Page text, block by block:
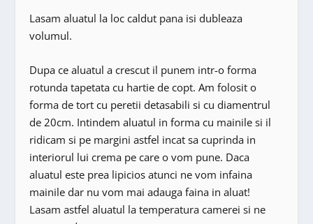
Lasam aluatul la loc caldut pana isi dubleaza
volumul.
Dupa ce aluatul a crescut il punem intr-o forma
rotunda tapetata cu hartie de copt. Am folosit o
forma de tort cu peretii detasabili si cu diamentrul
de 20cm. Intindem aluatul in forma cu mainile si il
ridicam si pe margini astfel incat sa cuprinda in
interiorul lui crema pe care o vom pune. Daca
aluatul este prea lipicios atunci ne vom infaina
mainile dar nu vom mai adauga faina in aluat!
Lasam astfel aluatul la temperatura camerei si ne